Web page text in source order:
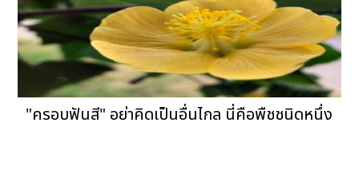
"ครอบฟันสี" อย่าคิดเป็นอื่นไกล นี่คือพืชชนิดหนึ่ง